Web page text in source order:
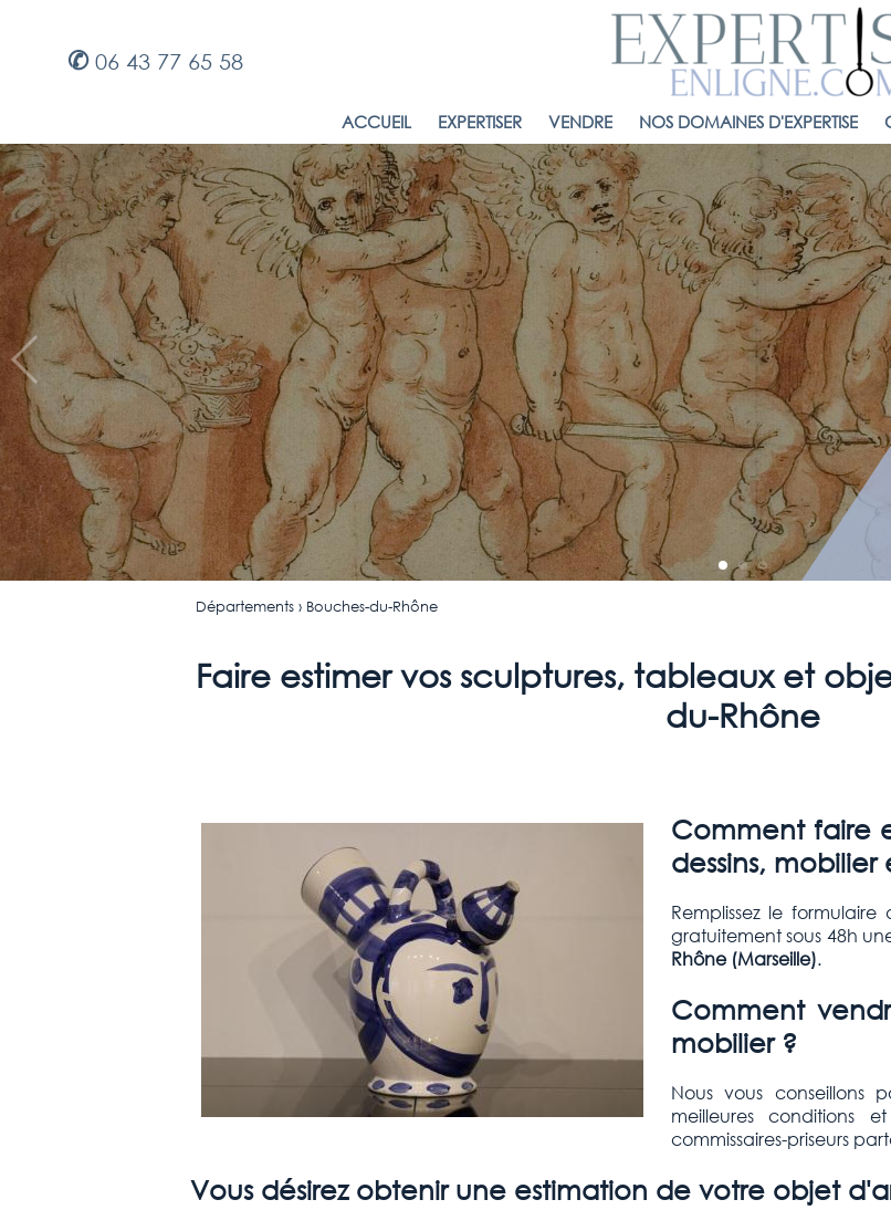
✆ 06 43 77 65 58
ACCUEIL EXPERTISER VENDRE NOS DOMAINES D'EXPERTISE
Départements› Bouches-du-Rhône
Faire estimer vos sculptures, tableaux et
du-Rhône
Comment faire
dessins,
Remplissez le
gratuitement sous 48h
Rhône (Marseille).
Comment
mobilier ?
Nous vous
meilleures conditions
commissaires-priseurs
Vous désirez obtenir une estimation de votre objet